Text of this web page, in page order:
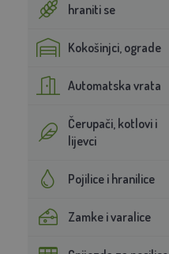
hraniti se
Kokošinjci, ograde
Automatska vrata
Čerupači, kotlovi i
lijevci
Pojilice i hranilice
Zamke i varalice